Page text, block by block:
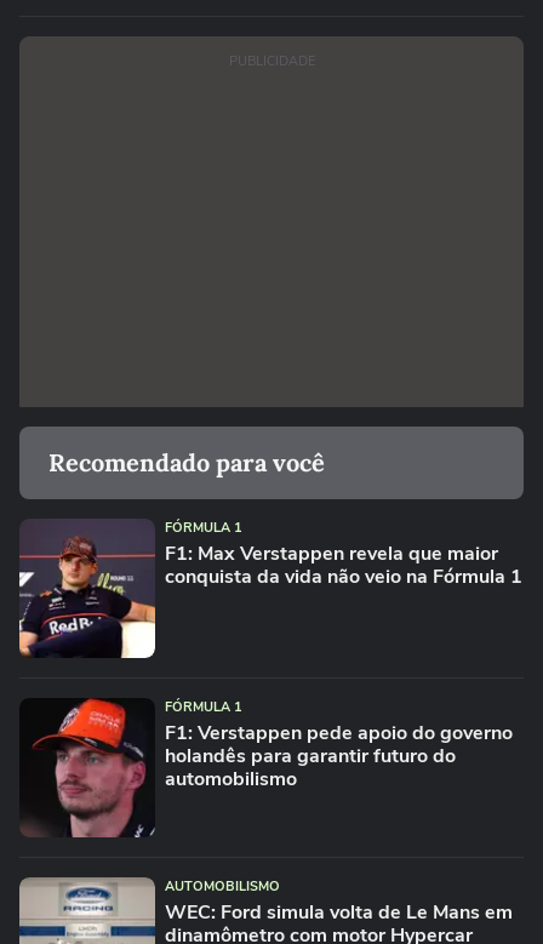
PUBLICIDADE
Recomendado para você
FÓRMULA 1
F1: Max Verstappen revela que maior
conquista da vida não veio na Fórmula 1
FÓRMULA 1
F1: Verstappen pede apoio do governo
holandês para garantir futuro do
automobilismo
AUTOMOBILISMO
WEC: Ford simula volta de Le Mans em
dinamômetro com motor Hypercar